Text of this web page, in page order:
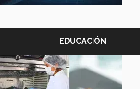
EDUCACIÓN